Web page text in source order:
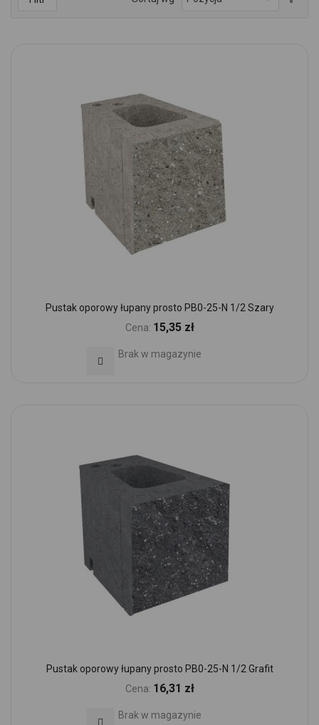
Pustak oporowy łupany prosto PB0-25-N 1/2 Szary
Cena: 15,35 zł
Brak w magazynie
Dodaj do Ulubionych
Pustak oporowy łupany prosto PB0-25-N 1/2 Grafit
Cena: 16,31 zł
Brak w magazynie
Dodaj do Ulubionych